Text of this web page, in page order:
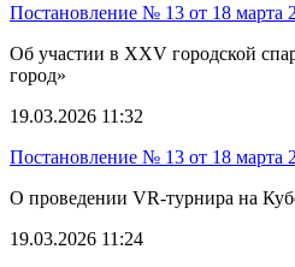
Постановление № 13 от 18 марта
Об участии в XXV городской
город»
19.03.2026 11:32
Постановление № 13 от 18 марта
О проведении VR-турнира на
19.03.2026 11:24